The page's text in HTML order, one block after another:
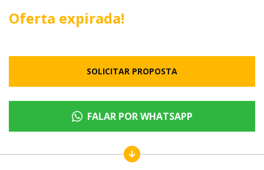
Oferta expirada!
SOLICITAR PROPOSTA
FALAR POR WHATSAPP